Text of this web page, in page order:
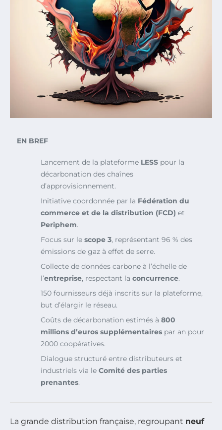
EN BREF
Lancement de la plateforme LESS pour la
décarbonation des chaînes
d’approvisionnement.
Initiative coordonnée par la Fédération du
commerce et de la distribution (FCD) et
Periphem.
Focus sur le scope 3, représentant 96 % des
émissions de gaz à effet de serre.
Collecte de données carbone à l’échelle de
l’entreprise, respectant la concurrence.
150 fournisseurs déjà inscrits sur la plateforme,
but d’élargir le réseau.
Coûts de décarbonation estimés à 800
millions d’euros supplémentaires par an pour
2000 coopératives.
Dialogue structuré entre distributeurs et
industriels via le Comité des parties
prenantes.
La grande distribution française, regroupant neuf